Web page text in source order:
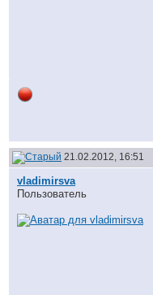
21.02.2012, 16:51
vladimirsva
Пользователь